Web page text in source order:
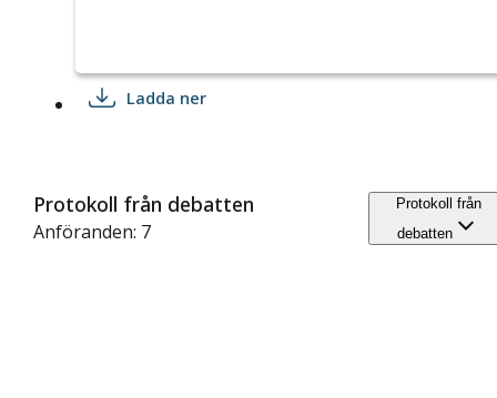
Ladda ner
Protokoll från debatten
Anföranden: 7
Protokoll från
debatten